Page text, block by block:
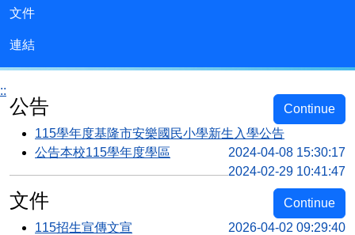
文件
連結
公告
Continue
115學年度基隆市安樂國民小學新生入學公告
2024-04-08 15:30:17
公告本校115學年度學區
2024-02-29 10:41:47
文件
Continue
115招生宣傳文宣
2026-04-02 09:29:40